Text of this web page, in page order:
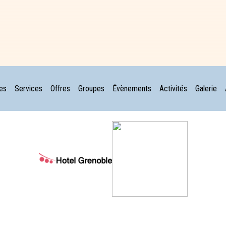
Services Offres Groupes Évènements Activités Galerie